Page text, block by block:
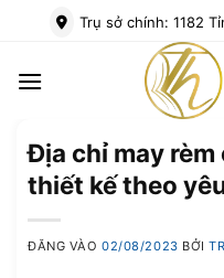
dung
Trụ sở chính: 1182
Địa chỉ may rèm
thiết kế theo
ĐĂNG VÀO02/08/2023 BỞI